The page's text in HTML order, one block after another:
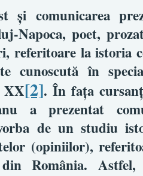
şi comunicarea
Napoca, poet,
referitoare la istoria
cunoscută în
XX[2]. În faţa
a prezentat
de un studiu
(opiniilor),
România.